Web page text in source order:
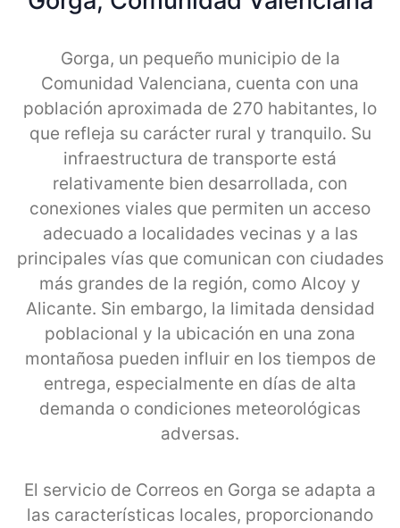
Gorga, un pequeño municipio de la
Comunidad Valenciana, cuenta con una
población aproximada de 270 habitantes, lo
que refleja su carácter rural y tranquilo. Su
infraestructura de transporte está
relativamente bien desarrollada, con
conexiones viales que permiten un acceso
adecuado a localidades vecinas y a las
principales vías que comunican con ciudades
más grandes de la región, como Alcoy y
Alicante. Sin embargo, la limitada densidad
poblacional y la ubicación en una zona
montañosa pueden influir en los tiempos de
entrega, especialmente en días de alta
demanda o condiciones meteorológicas
adversas.
El servicio de Correos en Gorga se adapta a
las características locales, proporcionando